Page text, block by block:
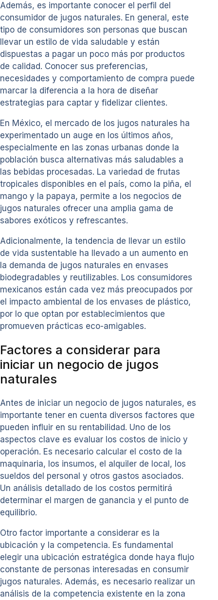
Además, es importante conocer el perfil del
consumidor de jugos naturales. En general, este
tipo de consumidores son personas que buscan
llevar un estilo de vida saludable y están
dispuestas a pagar un poco más por productos
de calidad. Conocer sus preferencias,
necesidades y comportamiento de compra puede
marcar la diferencia a la hora de diseñar
estrategias para captar y fidelizar clientes.
En México, el mercado de los jugos naturales ha
experimentado un auge en los últimos años,
especialmente en las zonas urbanas donde la
población busca alternativas más saludables a
las bebidas procesadas. La variedad de frutas
tropicales disponibles en el país, como la piña, el
mango y la papaya, permite a los negocios de
jugos naturales ofrecer una amplia gama de
sabores exóticos y refrescantes.
Adicionalmente, la tendencia de llevar un estilo
de vida sustentable ha llevado a un aumento en
la demanda de jugos naturales en envases
biodegradables y reutilizables. Los consumidores
mexicanos están cada vez más preocupados por
el impacto ambiental de los envases de plástico,
por lo que optan por establecimientos que
promueven prácticas eco-amigables.
Factores a considerar para
iniciar un negocio de jugos
naturales
Antes de iniciar un negocio de jugos naturales, es
importante tener en cuenta diversos factores que
pueden influir en su rentabilidad. Uno de los
aspectos clave es evaluar los costos de inicio y
operación. Es necesario calcular el costo de la
maquinaria, los insumos, el alquiler de local, los
sueldos del personal y otros gastos asociados.
Un análisis detallado de los costos permitirá
determinar el margen de ganancia y el punto de
equilibrio.
Otro factor importante a considerar es la
ubicación y la competencia. Es fundamental
elegir una ubicación estratégica donde haya flujo
constante de personas interesadas en consumir
jugos naturales. Además, es necesario realizar un
análisis de la competencia existente en la zona